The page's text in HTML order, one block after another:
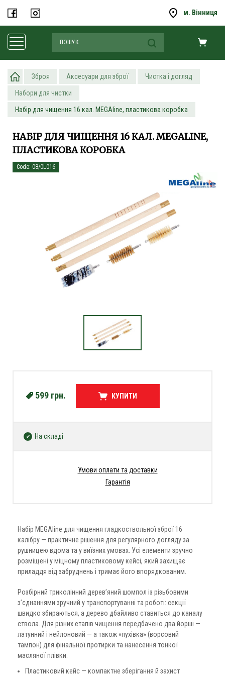
м. Вінниця
Зброя Аксесуари для зброї Чистка і догляд
Набори для чистки
Набір для чищення 16 кал. MEGAline, пластикова коробка
НАБІР ДЛЯ ЧИЩЕННЯ 16 КАЛ. MEGALINE,
ПЛАСТИКОВА КОРОБКА
Code: 08/0L016
Набір MEGAline для чищення гладкоствольної зброї 16
калібру — практичне рішення для регулярного догляду за
рушницею вдома та у виїзних умовах. Усі елементи зручно
розміщені у міцному пластиковому кейсі, який захищає
приладдя від забруднень і тримає його впорядкованим.
Розбірний триколінний дерев’яний шомпол із різьбовими
з’єднаннями зручний у транспортуванні та роботі: секції
швидко збираються, а дерево дбайливо ставиться до каналу
ствола. Для різних етапів чищення передбачено два йорші —
латунний і нейлоновий — а також «пухівка» (ворсовий
тампон) для фінальної протирки та нанесення тонкої
масляної плівки.
Пластиковий кейс — компактне зберігання й захист
599 грн. КУПИТИ
На складі
Умови оплати та доставки
Гарантія